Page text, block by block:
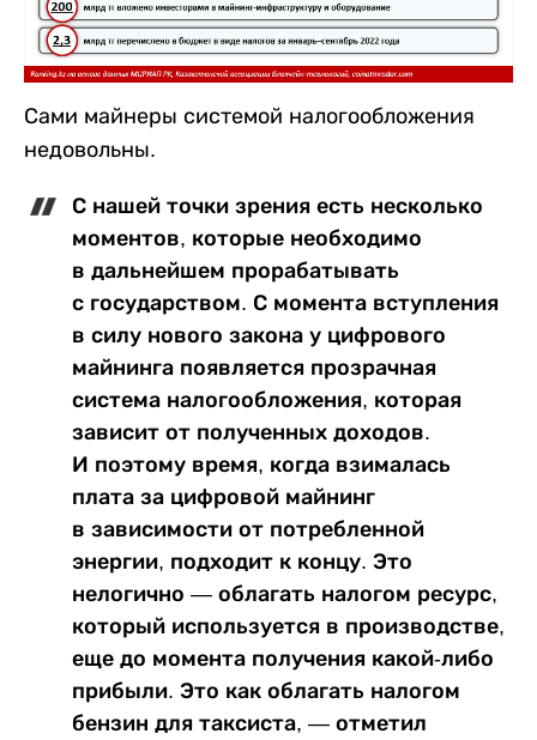
Сами майнеры системой налогообложения
недовольны.
С нашей точки зрения есть несколько
моментов, которые необходимо
в дальнейшем прорабатывать
с государством. С момента вступления
в силу нового закона у цифрового
майнинга появляется прозрачная
система налогообложения, которая
зависит от полученных доходов.
И поэтому время, когда взималась
плата за цифровой майнинг
в зависимости от потребленной
энергии, подходит к концу. Это
нелогично — облагать налогом ресурс,
который используется в производстве,
еще до момента получения какой-либо
прибыли. Это как облагать налогом
бензин для таксиста, — отметил